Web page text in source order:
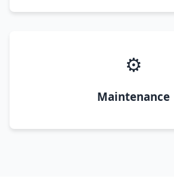
⚙️
Maintenance